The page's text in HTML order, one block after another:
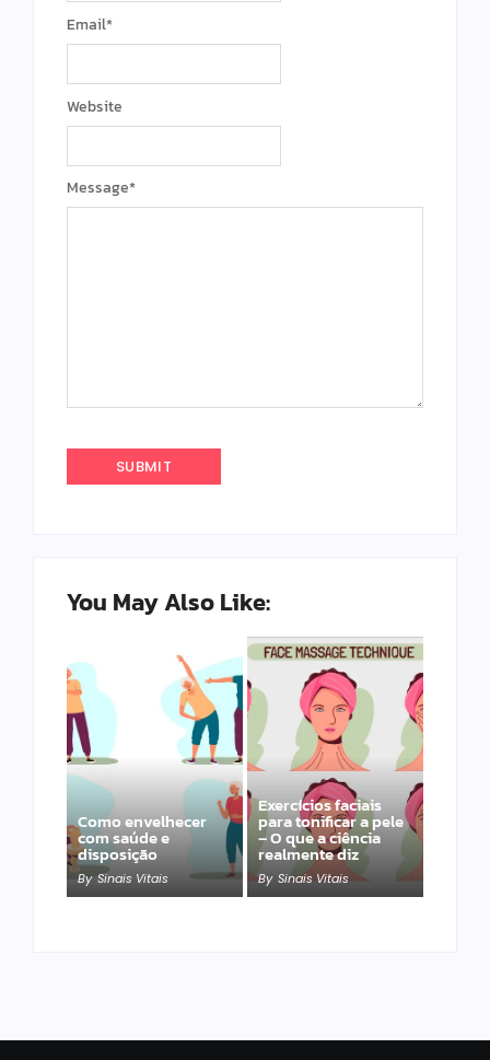
Message*
Email*
Website
You May Also Like:
Como envelhecer
com saúde e
disposição
By Sinais Vitais
Exercícios faciais
para tonificar a pele
– O que a ciência
realmente diz
By Sinais Vitais